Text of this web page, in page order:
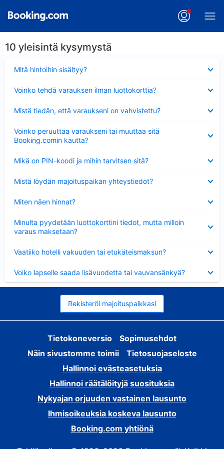
10 yleisintä kysymystä
Mitä hintoihin sisältyy?
Voinko tehdä varauksen ilman luottokorttia?
Mistä tiedän, että varaukseni on vahvistettu?
Voinko peruuttaa varaukseni tai muuttaa sitä
Booking.comin kautta?
Mikä on PIN-koodi ja mihin tarvitsen sitä?
Mistä löydän majoituspaikan yhteystiedot?
Miten näen hinnat?
Minulta pyydetään luottokorttini tiedot, mutta milloin
varaus maksetaan?
Vaatiiko hotelli vakuuden tai etukäteismaksun?
Voiko lapselle saada lisävuodetta tai vauvansänkyä?
Rekisteröi majoituspaikkasi
Tietokoneversio
Sopimusehdot
Näin sivustomme toimii
Tietosuojaseloste
Hallinnoi evästeasetuksia
Hallinnoi räätälöityjä suosituksia
Nykyajan orjuuden vastainen lausunto
Ihmisoikeuksia koskeva lausunto
Booking.com yhtiönä